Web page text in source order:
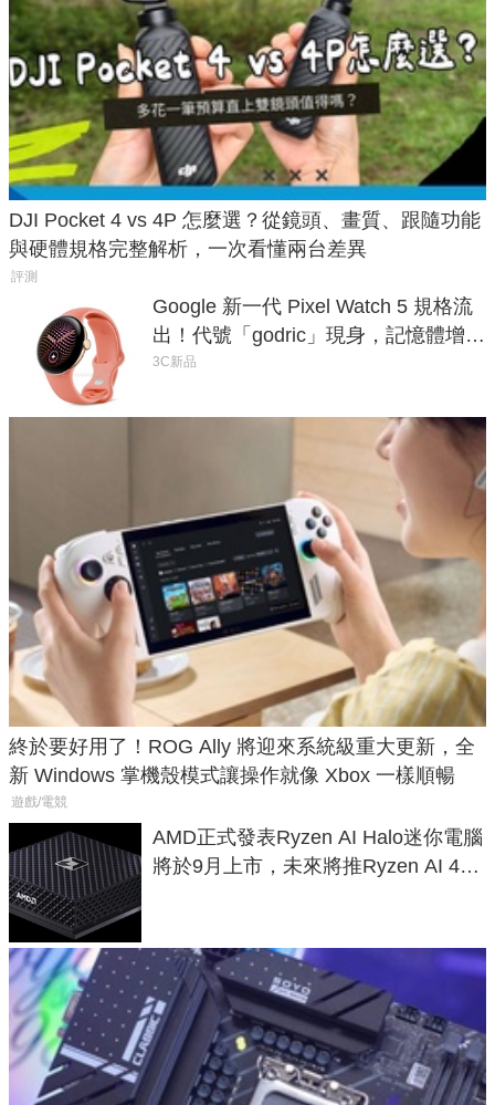
DJI Pocket 4 vs 4P 怎麼選？從鏡頭、畫質、跟隨功能
與硬體規格完整解析，一次看懂兩台差異
評測
Google 新一代 Pixel Watch 5 規格流
出！代號「godric」現身，記憶體增強
鎖定 AI 應用
3C新品
終於要好用了！ROG Ally 將迎來系統級重大更新，全
新 Windows 掌機殼模式讓操作就像 Xbox 一樣順暢
遊戲/電競
AMD正式發表Ryzen AI Halo迷你電腦
將於9月上市，未來將推Ryzen AI 400